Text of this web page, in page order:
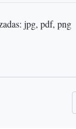
jpg, pdf, png